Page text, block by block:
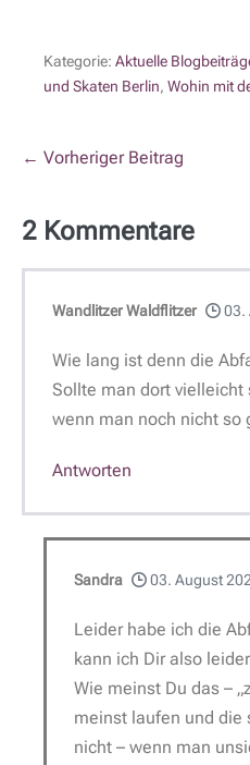
Kategorie: Aktuelle
und Skaten Berlin, Wohin mit
← Vorheriger Beitrag
2 Kommentare
Wandlitzer Waldflitzer 03.
Wie lang ist denn die
Sollte man dort vielleicht
wenn man noch nicht so
Antworten
Sandra 03. August
Leider habe ich die
kann ich Dir also
Wie meinst Du das –
meinst laufen und die
nicht – wenn man